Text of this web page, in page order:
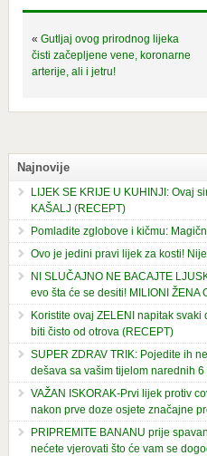
« Gutljaj ovog prirodnog lijeka
čisti začepljene vene, koronarne
arterije, ali i jetru!
Najnovije
LIJEK SE KRIJE U KUHINJI: Ovaj
KAŠALJ (RECEPT)
Pomladite zglobove i kičmu:
Ovo je jedini pravi lijek za kosti!
NI SLUČAJNO NE BACAJTE
evo šta će se desiti! MILIONI ŽENA
Koristite ovaj ZELENI napitak svaki
biti čisto od otrova (RECEPT)
SUPER ZDRAV TRIK: Pojedite ih
dešava sa vašim tijelom narednih 6
VAŽAN ISKORAK-Prvi lijek protiv
nakon prve doze osjete značajne
PRIPREMITE BANANU prije
nećete vjerovati što će vam se